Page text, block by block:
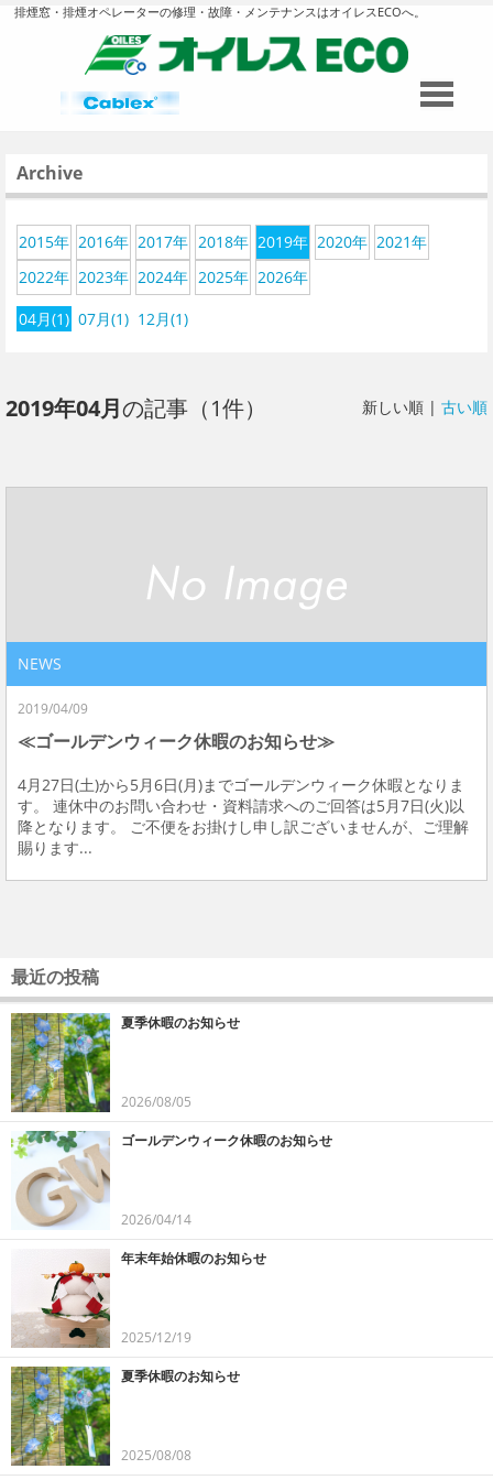
排煙窓・排煙オペレーターの修理・故障・メンテナンスはオイレスECOへ。
Archive
2015年 2016年 2017年 2018年 2019年 2020年 2021年
2022年 2023年 2024年 2025年 2026年
04月(1) 07月(1) 12月(1)
2019年04月の記事（1件） 新しい順 | 古い順
NEWS
2019/04/09
≪ゴールデンウィーク休暇のお知らせ≫
4月27日(土)から5月6日(月)までゴールデンウィーク休暇となりま
す。 連休中のお問い合わせ・資料請求へのご回答は5月7日(火)以
降となります。 ご不便をお掛けし申し訳ございませんが、ご理解
賜ります...
最近の投稿
夏季休暇のお知らせ
2026/08/05
ゴールデンウィーク休暇のお知らせ
2026/04/14
年末年始休暇のお知らせ
2025/12/19
夏季休暇のお知らせ
2025/08/08